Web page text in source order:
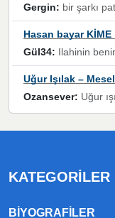
Gergin: bir şarkı patlıyor ve o şarkıyı millet her paylaşımın altına koyuyor ve öyle
Hasan bayar KİME
Gül34: Ilahinin benim için çok özel bir yeri var İlk çıktığında komşum ne kadar yüksek sesle dinliyorsa
Uğur Işılak –
Ozansever: Uğur ışılak hayrani olarak eski
KATEGORILER
BIYOGRAFILER